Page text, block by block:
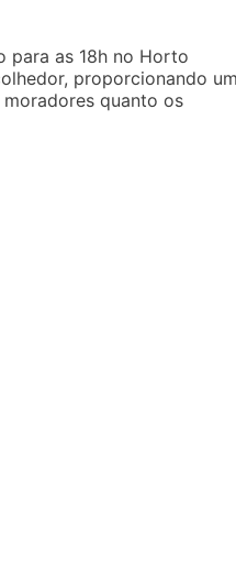
para as 18h no Horto
proporcionando um
quanto os